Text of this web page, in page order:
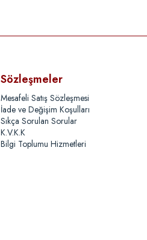
Sözleşmeler
Mesafeli Satış Sözleşmesi
İade ve Değişim Koşulları
Sıkça Sorulan Sorular
K.V.K.K
Bilgi Toplumu Hizmetleri